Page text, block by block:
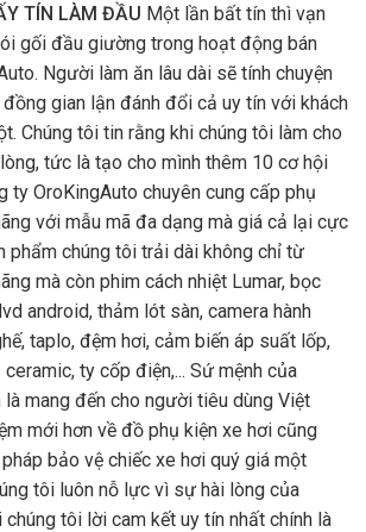
TÍN LÀM ĐẦU Một lần bất tín thì vạn
gối đầu giường trong hoạt động bán
Người làm ăn lâu dài sẽ tính chuyện
gian lận đánh đổi cả uy tín với khách
Chúng tôi tin rằng khi chúng tôi làm cho
tức là tạo cho mình thêm 10 cơ hội
ty OroKingAuto chuyên cung cấp phụ
với mẫu mã đa dạng mà giá cả lại cực
phẩm chúng tôi trải dài không chỉ từ
mà còn phim cách nhiệt Lumar, bọc
android, thảm lót sàn, camera hành
taplo, đệm hơi, cảm biến áp suất lốp,
ty cốp điện,... Sứ mệnh của
mang đến cho người tiêu dùng Việt
mới hơn về đồ phụ kiện xe hơi cũng
bảo vệ chiếc xe hơi quý giá một
tôi luôn nỗ lực vì sự hài lòng của
chúng tôi lời cam kết uy tín nhất chính là